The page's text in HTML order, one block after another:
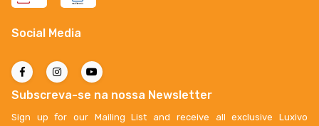
Social Media
Subscreva-se na nossa Newsletter
Sign up for our Mailing List and receive all exclusive Luxivo